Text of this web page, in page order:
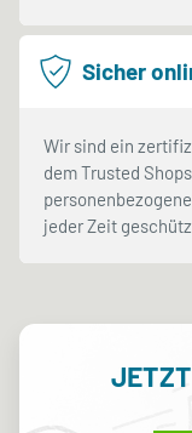
Sicher
Wir sind ein
dem Trusted
jeder Zeit